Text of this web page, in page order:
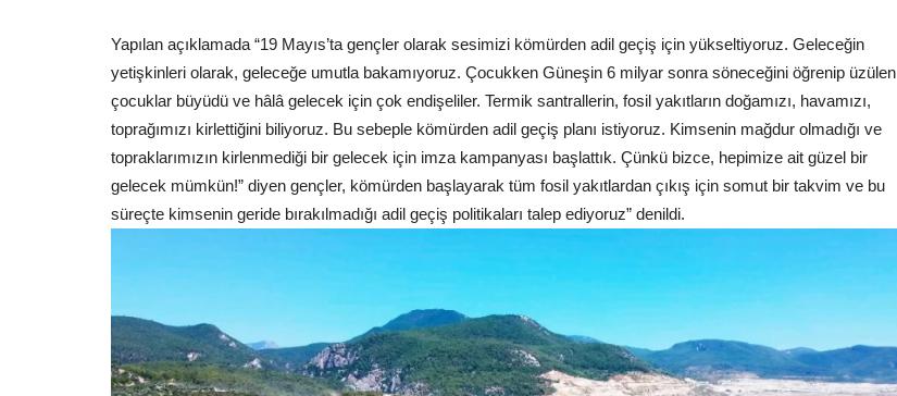
Yapılan açıklamada “19 Mayıs’ta gençler olarak sesimizi kömürden adil geçiş için yükseltiyoruz. Geleceğin
yetişkinleri olarak, geleceğe umutla bakamıyoruz. Çocukken Güneşin 6 milyar sonra söneceğini öğrenip üzülen
çocuklar büyüdü ve hâlâ gelecek için çok endişeliler. Termik santrallerin, fosil yakıtların doğamızı, havamızı,
toprağımızı kirlettiğini biliyoruz. Bu sebeple kömürden adil geçiş planı istiyoruz. Kimsenin mağdur olmadığı ve
topraklarımızın kirlenmediği bir gelecek için imza kampanyası başlattık. Çünkü bizce, hepimize ait güzel bir
gelecek mümkün!” diyen gençler, kömürden başlayarak tüm fosil yakıtlardan çıkış için somut bir takvim ve bu
süreçte kimsenin geride bırakılmadığı adil geçiş politikaları talep ediyoruz” denildi.